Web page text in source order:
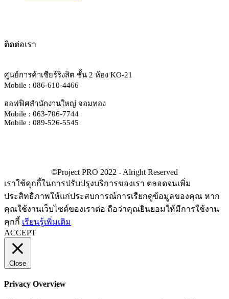
ติดต่อเรา
ศูนย์การค้าเซียร์ริงสิต ชั้น 2 ห้อง KO-21
Mobile : 086-610-4466
ออฟฟิศสำนักงานใหญ่ จอมทอง
Mobile : 063-706-7744
Mobile : 089-526-5545
เราใช้คุกกี้ในการปรับปรุงบริการของเรา ตลอดจนเพิ่ม
ประสิทธิภาพให้แก่ประสบการณ์การเรียกดูข้อมูลของคุณ หาก
คุณใช้งานเว็บไซต์ของเราต่อ ถือว่าคุณยินยอมให้มีการใช้งาน
คุกกี้ เรียนรู้เพิ่มเติม
ACCEPT
Close
Privacy Overview